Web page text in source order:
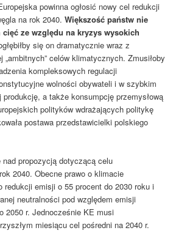
powinna ogłosić nowy cel redukcji
na rok 2040.Większość państw nie
ze względu na kryzys wysokich
się on dramatycznie wraz z
„ambitnych” celów klimatycznych. Zmusiłoby
kompleksowych regulacji
wolności obywateli i w szybkim
a także konsumpcję przemysłową
polityków wdrażających politykę
postawa przedstawicielki polskiego
propozycją dotyczącą celu
2040. Obecne prawo o klimacie
redukcji emisji o 55 procent do 2030 roku i
neutralności pod względem emisji
2050 r. Jednocześnie KE musi
miesiącu cel pośredni na 2040 r.